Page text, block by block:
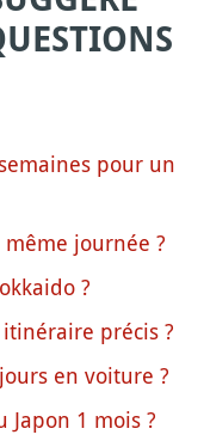
pour un
journée ?
?
précis ?
en voiture ?
Japon 1 mois ?